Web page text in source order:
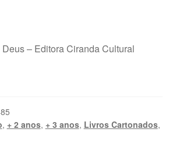
– Editora Ciranda Cultural
, + 2 anos, + 3 anos, Livros Cartonados,